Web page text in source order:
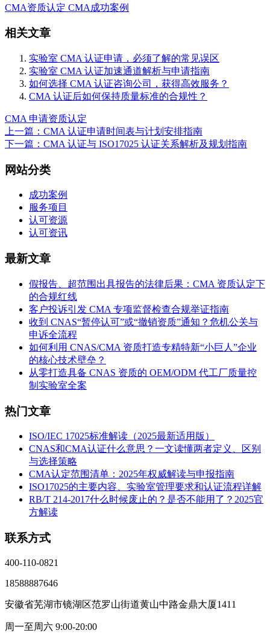
CMA资质认定 CMA成功案例
相关文章
实验室 CMA 认证申请，必须了解的常见误区
实验室 CMA 认证加速通道解析与申请指南
如何选择 CMA 认证咨询公司，获得高效服务？
CMA 认证后如何保持质量标准的合规性？
CMA 申请资质认定
上一篇：CMA 认证申请时间表与计划安排指南
下一篇：CMA 认证与 ISO17025 认证关系解析及规划指南
网站分类
成功案例
服务项目
认可资源
认可资讯
最新文章
假报告、超范围出具报告的法律后果：CMA 资质认定下
的合规红线
客户投诉引发 CMA 专项监督检查合规举证指南
收到 CNAS“暂停认可”或“撤销资质”通知？危机公关与
申诉全流程
如何利用 CNAS/CMA 资质打造专精特新“小巨人”企业
的核心技术壁垒？
从零打造具备 CNAS 资质的 OEM/ODM 代工厂质量控
制实验室全案
热门文章
ISO/IEC 17025标准解读（2025最新适用版）
CNAS和CMA认证什么意思？一文读懂两者定义、区别
与选择策略
CMA认定范围清单：2025年权威解读与申报指南
ISO17025的主要内容、实验室管理要求和认证流程详解
RB/T 214-2017什么时候废止的？是否不能用了？2025官
方解读
联系方式
400-110-0821
18588887646
安徽省芜湖市镜湖区范罗山街道黄山中路金鼎大厦1411
周一至周六 9:00-20:00